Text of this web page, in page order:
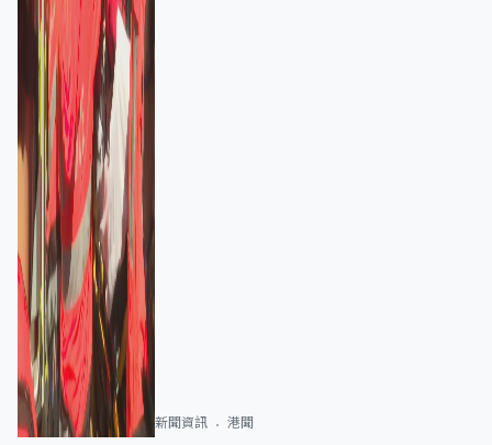
新聞資訊 港聞